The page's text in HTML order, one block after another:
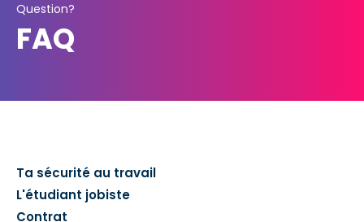
Question?
FAQ
Ta sécurité au travail
L'étudiant jobiste
Contrat